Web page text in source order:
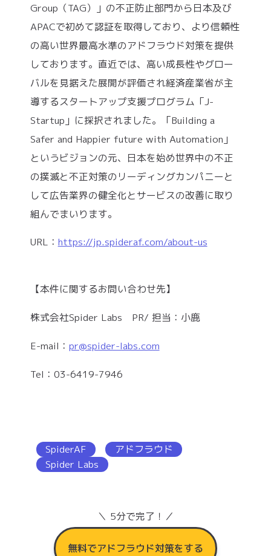
Group（TAG）」の不正防止部門から日本及び
APACで初めて認証を取得しており、より信頼性
の高い世界最高水準のアドフラウド対策を提供
しております。直近では、高い成長性やグロー
バルを見据えた展開が評価され経済産業省が主
導するスタートアップ支援プログラム「J-
Startup」に採択されました。「Building a
Safer and Happier future with Automation」
というビジョンの元、日本を始め世界中の不正
の撲滅と不正対策のリーディングカンパニーと
して広告業界の健全化とサービスの改善に取り
組んでまいります。
URL： https://jp.spideraf.com/about-us
【本件に関するお問い合わせ先】
株式会社Spider Labs PR/ 担当：小鹿
E-mail： pr@spider-labs.com
Tel：03-6419-7946
SpiderAF
アドフラウド
Spider Labs
＼ 5分で完了！／
無料でアドフラウド対策をする